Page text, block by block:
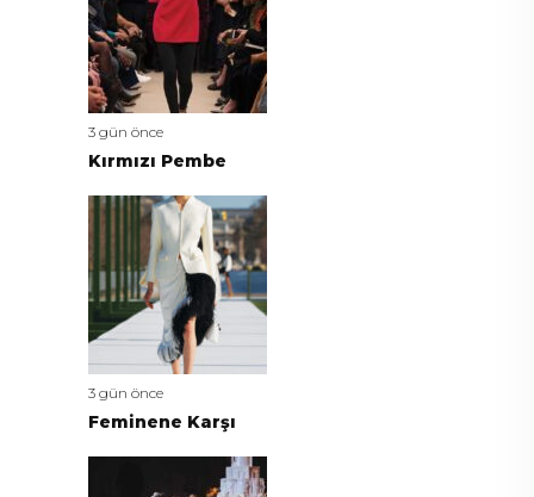
3 gün önce
Kırmızı Pembe
3 gün önce
Feminene Karşı